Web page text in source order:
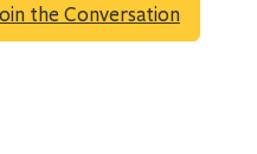
the Conversation